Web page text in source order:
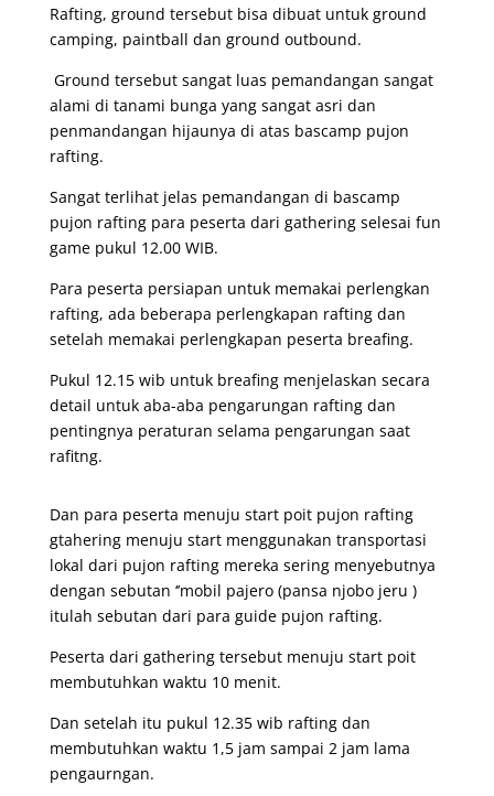
Rafting, ground tersebut bisa dibuat untuk ground
camping, paintball dan ground outbound.
Ground tersebut sangat luas pemandangan sangat
alami di tanami bunga yang sangat asri dan
penmandangan hijaunya di atas bascamp pujon
rafting.
Sangat terlihat jelas pemandangan di bascamp
pujon rafting para peserta dari gathering selesai fun
game pukul 12.00 WIB.
Para peserta persiapan untuk memakai perlengkan
rafting, ada beberapa perlengkapan rafting dan
setelah memakai perlengkapan peserta breafing.
Pukul 12.15 wib untuk breafing menjelaskan secara
detail untuk aba-aba pengarungan rafting dan
pentingnya peraturan selama pengarungan saat
rafitng.
Dan para peserta menuju start poit pujon rafting
gtahering menuju start menggunakan transportasi
lokal dari pujon rafting mereka sering menyebutnya
dengan sebutan ‘’mobil pajero (pansa njobo jeru )
itulah sebutan dari para guide pujon rafting.
Peserta dari gathering tersebut menuju start poit
membutuhkan waktu 10 menit.
Dan setelah itu pukul 12.35 wib rafting dan
membutuhkan waktu 1,5 jam sampai 2 jam lama
pengaurngan.